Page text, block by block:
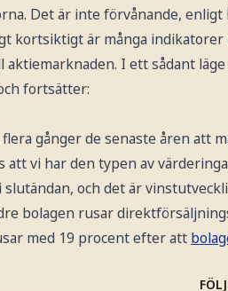
Det är inte förvånande, enligt
kortsiktigt är många indikatorer
I ett sådant
fortsätter:
gånger de senaste åren att
att vi har den typen av
och det är
bolagen rusar
med 19 procent efter att